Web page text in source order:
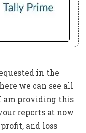
in the
we can see all
am providing this
reports at now
and loss